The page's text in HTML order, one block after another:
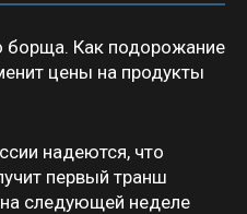
борща. Как подорожание
цены на продукты
надеются, что
первый транш
следующей неделе